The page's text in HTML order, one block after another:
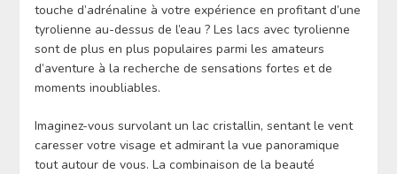
touche d’adrénaline à votre expérience en profitant d’une
tyrolienne au-dessus de l’eau ? Les lacs avec tyrolienne
sont de plus en plus populaires parmi les amateurs
d’aventure à la recherche de sensations fortes et de
moments inoubliables.
Imaginez-vous survolant un lac cristallin, sentant le vent
caresser votre visage et admirant la vue panoramique
tout autour de vous. La combinaison de la beauté